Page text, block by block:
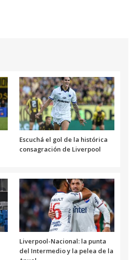
Escuchá el gol de la histórica
consagración de Liverpool
Liverpool-Nacional: la punta
del Intermedio y la pelea de la